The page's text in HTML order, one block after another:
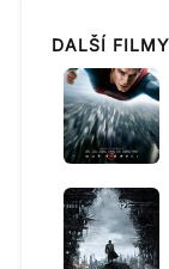
DALŠÍ FILMY